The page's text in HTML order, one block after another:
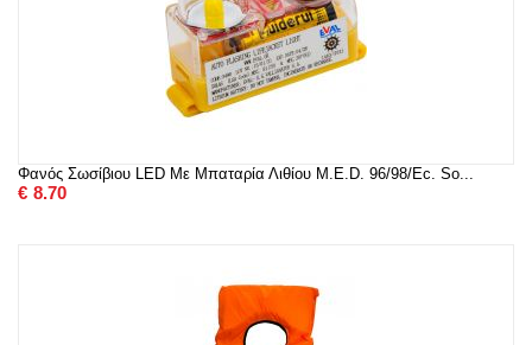
Φανός Σωσίβιου LED Με Μπαταρία Λιθίου M.E.D. 96/98/Ec. So...
€ 8.70